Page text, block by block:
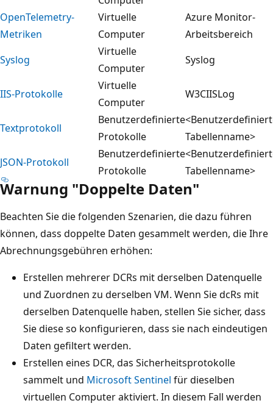
OpenTelemetry-
Metriken
Virtuelle
Computer
Azure Monitor-
Arbeitsbereich
Syslog
Virtuelle
Computer
Syslog
IIS-Protokolle
Virtuelle
Computer
W3CIISLog
Textprotokoll
Benutzerdefinierte
Protokolle
Tabellenname>
JSON-Protokoll
Benutzerdefinierte
Protokolle
Tabellenname>
Warnung "Doppelte Daten"
Beachten Sie die folgenden Szenarien, die dazu führen
können, dass doppelte Daten gesammelt werden, die Ihre
Abrechnungsgebühren erhöhen:
Erstellen mehrerer DCRs mit derselben Datenquelle
und Zuordnen zu derselben VM. Wenn Sie dcRs mit
derselben Datenquelle haben, stellen Sie sicher, dass
Sie diese so konfigurieren, dass sie nach eindeutigen
Daten gefiltert werden.
Erstellen eines DCR, das Sicherheitsprotokolle
sammelt und Microsoft Sentinel für dieselben
virtuellen Computer aktiviert. In diesem Fall werden